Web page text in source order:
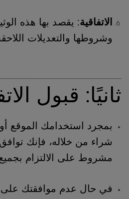
الاتفاقية: يقصد بها هذه
وشروطها والتعديلات
ثانيًا: قبول
بمجرد استخدامك الموقع
شراء من خلاله، فإنك
مشروط على الالتزام بجميع
في حال عدم موافقتك على